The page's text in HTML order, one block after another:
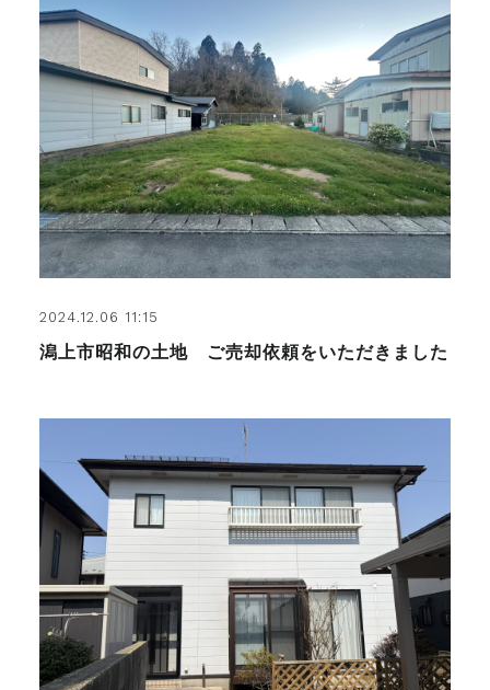
2024.12.06 11:15
潟上市昭和の土地 ご売却依頼をいただきました